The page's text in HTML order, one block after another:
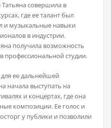
совершила в
где ее талант был
и музыкальные навыки
в индустрии.
получила возможность
профессиональной студии.
ее дальнейшей
начала выступать на
и концертах, где она
композиции. Ее голос и
у публики и позволили